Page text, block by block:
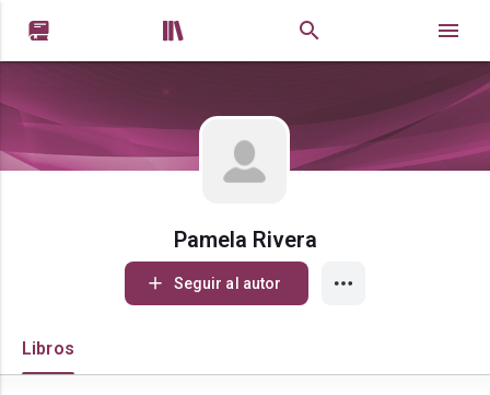
 
Pamela Rivera
Seguir al autor
Libros